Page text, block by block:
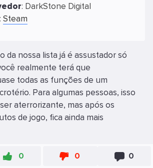
: DarkStone Digital
: Steam
da nossa lista já é assustador só
realmente terá que
todas as funções de um
Para algumas pessoas, isso
aterrorizante, mas após os
de jogo, fica ainda mais
Rachel (a personagem principal)
0 0 0